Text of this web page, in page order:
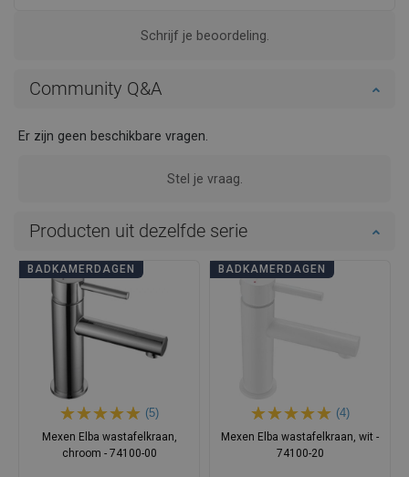
Schrijf je beoordeling.
Community Q&A
Er zijn geen beschikbare vragen.
Stel je vraag.
Producten uit dezelfde serie
BADKAMERDAGEN
(5)
Mexen Elba wastafelkraan,
chroom - 74100-00
BADKAMERDAGEN
(4)
Mexen Elba wastafelkraan, wit -
74100-20